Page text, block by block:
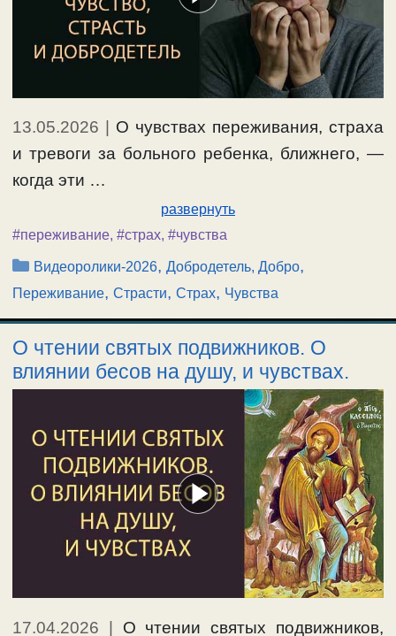
13.05.2026
О чувствах переживания, страха
и тревоги за больного ребенка, ближнего, —
когда эти …
развернуть
#переживание, #страх, #чувства
Рубрики
Видеоролики-2026,Добродетель, Добро,
Переживание, Страсти, Страх, Чувства
О чтении святых подвижников. О
влиянии бесов на душу, и чувствах.
17.04.2026 | О чтении святых подвижников,